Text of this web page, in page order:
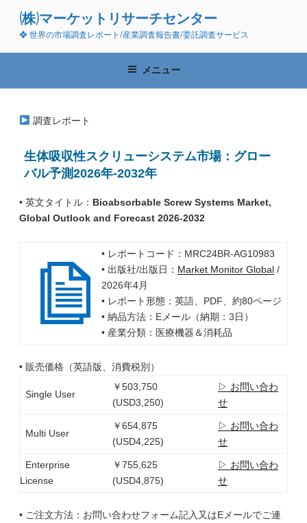
ン
(株)マーケットリサーチセンター
❖ 世界の市場調査レポート/産業調査報告書/委託調査サービス
メニュー
調査レポート
生体吸収性スクリューシステム市場：グロー
バル予測2026年-2032年
• 英文タイトル： Bioabsorbable Screw Systems Market,
Global Outlook and Forecast 2026-2032
• レポートコード：MRC24BR-AG10983
• 出版社/出版日： Market Monitor Global/
2026年4月
• レポート形態：英語、PDF、約80ページ
• 納品方法：Eメール（納期：3日）
• 産業分類：医療機器＆消耗品
• 販売価格（英語版、消費税別）
Single User
￥503,750
(USD3,250)
▷ お問い合わ
せ
Multi User
￥654,875
(USD4,225)
▷ お問い合わ
せ
Enterprise
License
￥755,625
(USD4,875)
▷ お問い合わ
せ
• ご注文方法：お問い合わせフォーム記入又はEメールでご連